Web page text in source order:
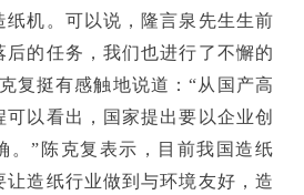
纸机。可以说，隆言泉先生生前
后的任务，我们也进行了不懈的
复挺有感触地说道：“从国产高
以看出，国家提出要以企业创
。”陈克复表示，目前我国造纸
让造纸行业做到与环境友好，造